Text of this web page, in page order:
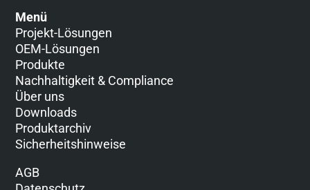
Menü
Projekt-Lösungen
OEM-Lösungen
Produkte
Nachhaltigkeit & Compliance
Über uns
Downloads
Produktarchiv
Sicherheitshinweise
AGB